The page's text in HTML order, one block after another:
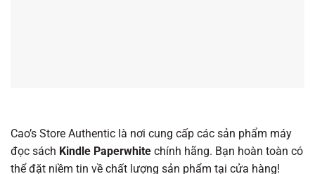
Cao’s Store Authentic là nơi cung cấp các sản phẩm máy
đọc sách Kindle Paperwhite chính hãng. Bạn hoàn toàn có
thể đặt niềm tin về chất lượng sản phẩm tại cửa hàng!